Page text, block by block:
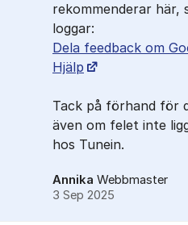
rekommenderar här,
loggar:
Dela feedback om
Hjälp
Tack på förhand för
även om felet inte
hos Tunein.
Annika Webbmaster
3 Sep 2025